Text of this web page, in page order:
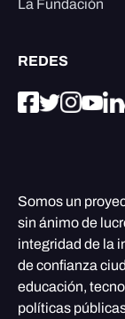
La Fundación
REDES
Somos un
sin ánimo de
integridad de la
de confianza
educación,
políticas